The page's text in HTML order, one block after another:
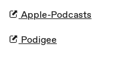
Apple-Podcasts
Podigee